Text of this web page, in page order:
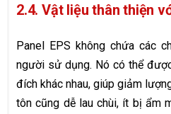
2.4. Vật liệu thân thiện
Panel EPS không chứa các
người sử dụng. Nó có thể
đích khác nhau, giúp giảm
tôn cũng dễ lau chùi, ít bị ẩm